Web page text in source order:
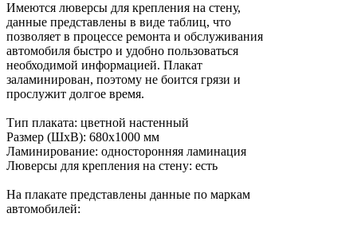
Имеются люверсы для крепления на стену,
данные представлены в виде таблиц, что
позволяет в процессе ремонта и обслуживания
автомобиля быстро и удобно пользоваться
необходимой информацией. Плакат
заламинирован, поэтому не боится грязи и
прослужит долгое время.
Тип плаката: цветной настенный
Размер (ШхВ): 680х1000 мм
Ламинирование: односторонняя ламинация
Люверсы для крепления на стену: есть
На плакате представлены данные по маркам
автомобилей: